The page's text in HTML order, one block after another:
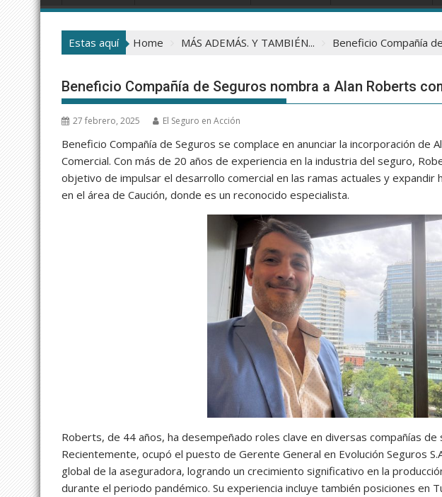
Estas aquí Home MÁS ADEMÁS. Y TAMBIÉN... Beneficio Compañía
Beneficio Compañía de Seguros nombra a Alan Roberts
27 febrero, 2025 El Seguro en Acción
Beneficio Compañía de Seguros se complace en anunciar la incorporación de
Comercial. Con más de 20 años de experiencia en la industria del seguro,
objetivo de impulsar el desarrollo comercial en las ramas actuales y expandir
en el área de Caución, donde es un reconocido especialista.
Roberts, de 44 años, ha desempeñado roles clave en diversas compañías
Recientemente, ocupó el puesto de Gerente General en Evolución Seguros
global de la aseguradora, logrando un crecimiento significativo en la
durante el periodo pandémico. Su experiencia incluye también posiciones en